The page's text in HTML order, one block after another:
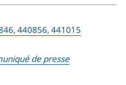
440856, 441015
de presse